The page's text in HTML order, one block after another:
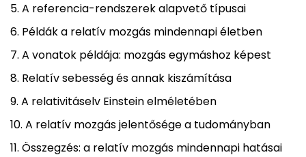
A referencia-rendszerek alapvető típusai
Példák a relatív mozgás mindennapi életben
A vonatok példája: mozgás egymáshoz képest
Relatív sebesség és annak kiszámítása
A relativitáselv Einstein elméletében
A relatív mozgás jelentősége a tudományban
Összegzés: a relatív mozgás mindennapi hatásai